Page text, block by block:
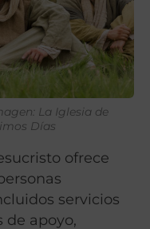
La Iglesia de
Días
ofrece
servicios
de apoyo,